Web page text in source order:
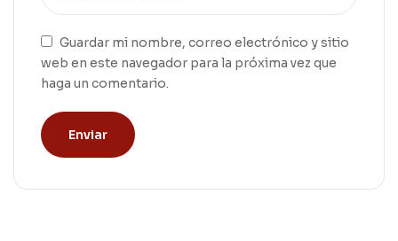
Guardar mi nombre, correo electrónico y sitio
web en este navegador para la próxima vez que
haga un comentario.